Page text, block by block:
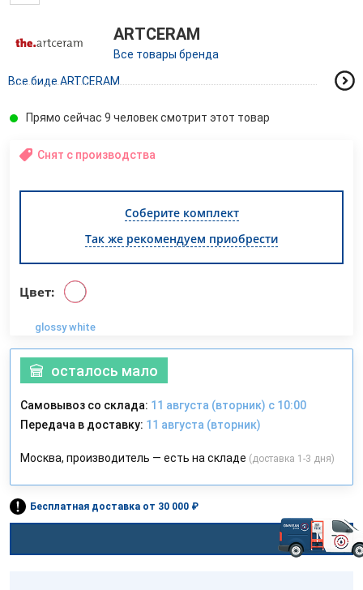
ARTCERAM
Все товары бренда
Все биде ARTCERAM
Прямо сейчас 9 человек смотрит этот товар
Снят с производства
Соберите комплект
Так же рекомендуем приобрести
Цвет:
glossy white
осталось мало
Самовывоз со склада: 11 августа (вторник) с 10:00
Передача в доставку: 11 августа (вторник)
Москва, производитель — есть на складе (доставка 1-3 дня)
Бесплатная доставка от 30 000 ₽